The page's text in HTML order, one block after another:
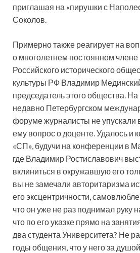
приглашая на «пирушки с
Соколов.
Примерно также реагирует на
о многолетнем постоянном
Российского исторического
культуры РФ Владимир
председатель этого общества.
недавно Петербургском
форуме журналисты не упускали
ему вопрос о доценте. Удалось и
«СП», будучи на конференции в
где Владимир Ростиславович
вклиниться в окружавшую его
вы не замечали авторитаризма
его эксцентричности,
что он уже не раз поднимал руку
что по его указке прямо на
два студента Университета? Не
годы общения, что у него за